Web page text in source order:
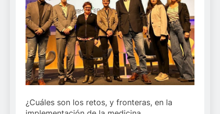
¿Cuáles son los retos, y fronteras, en la